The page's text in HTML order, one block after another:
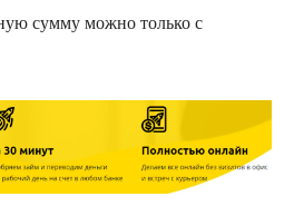
сумму можно только с